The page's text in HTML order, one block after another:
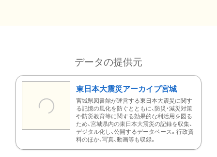
データの提供元
東日本大震災アーカイブ宮城
宮城県図書館が運営する東日本大震災に関す
る記憶の風化を防ぐとともに、防災・減災対策
や防災教育等に関する効果的な利活用を図る
ため、宮城県内の東日本大震災の記録を収集、
デジタル化し、公開するデータベース。行政資
料のほか、写真、動画等も収録。